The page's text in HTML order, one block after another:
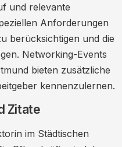
und relevante
Anforderungen
berücksichtigen und die
Networking-Events
bieten zusätzliche
kennenzulernen.
Zitate
im Städtischen